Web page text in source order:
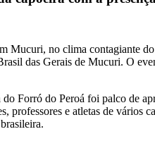
Mucuri, no clima contagiante
das Gerais de Mucuri. O
Forró do Peroá foi palco de
professores e atletas de